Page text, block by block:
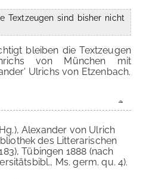
Textzeugen sind bisher nicht
bleiben die Textzeugen
von München mit
Ulrichs von Etzenbach.
Alexander von Ulrich
des Litterarischen
Tübingen 1888 (nach
Ms. germ. qu. 4).